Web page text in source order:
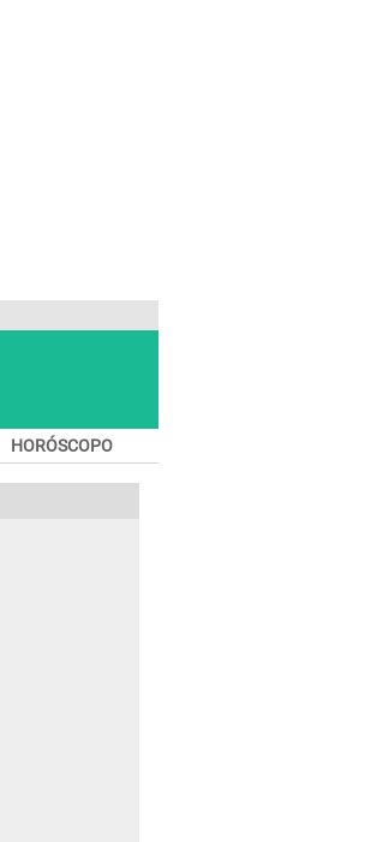
HORÓSCOPO